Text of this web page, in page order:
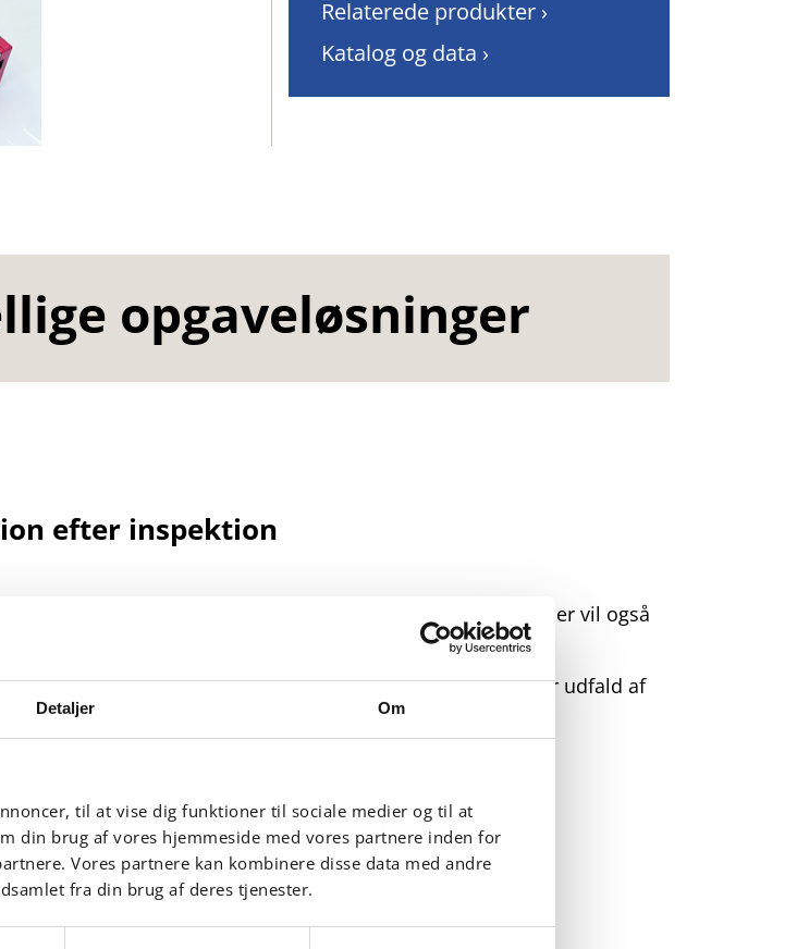
Detaljer Om
til at vise dig funktioner til sociale medier og til at
din brug af vores hjemmeside med vores partnere inden for
Vores partnere kan kombinere disse data med andre
fra din brug af deres tjenester.
Relaterede produkter ›
Katalog og data ›
opgaveløsninger
efter inspektion
at dele kan falde ud på grund af en pludselig drejning. Der vil også
opstart og en jævn acceleration/decelerationer, man fjerner udfald af